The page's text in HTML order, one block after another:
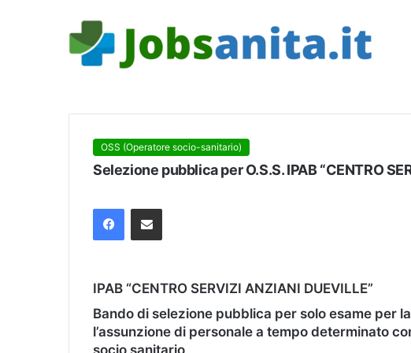
OSS (Operatore socio-sanitario)
Selezione pubblica per O.S.S. IPAB “CENTRO
FacebookCondividi via mail
IPAB “CENTRO SERVIZI ANZIANI DUEVILLE”
Bando di selezione pubblica per solo esame per
l’assunzione di personale a tempo determinato
socio sanitario